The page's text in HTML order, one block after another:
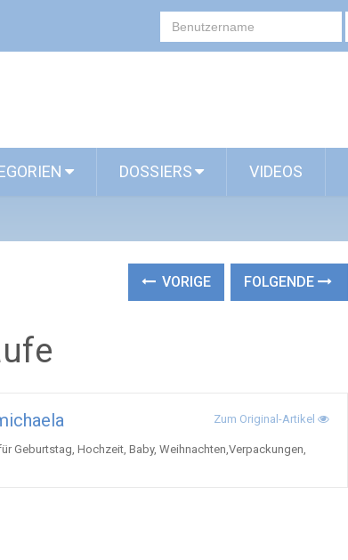
DOSSIERS VIDEOS
VORIGE FOLGENDE
Zum Original-Artikel
Geburtstag, Hochzeit, Baby, Weihnachten,Verpackungen,